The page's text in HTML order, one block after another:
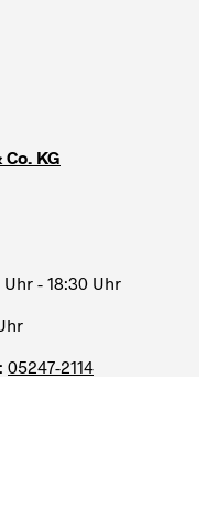
KG
- 18:30 Uhr
05247-2114